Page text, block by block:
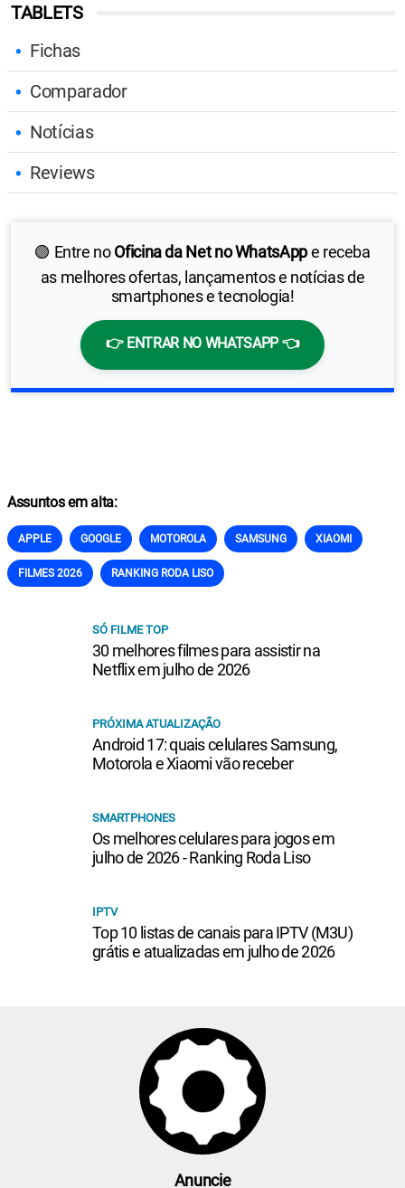
TABLETS
Fichas
Comparador
Notícias
Reviews
🟢 Entre noOficina da Net no WhatsAppe receba
as melhores ofertas, lançamentos e notícias de
smartphones e tecnologia!
👉 ENTRAR NO WHATSAPP 👈
Assuntos em alta:
APPLE GOOGLE MOTOROLA SAMSUNG XIAOMI
FILMES 2026 RANKING RODA LISO
SÓ FILME TOP
30 melhores filmes para assistir na
Netflix em julho de 2026
PRÓXIMA ATUALIZAÇÃO
Android 17: quais celulares Samsung,
Motorola e Xiaomi vão receber
SMARTPHONES
Os melhores celulares para jogos em
julho de 2026 - Ranking Roda Liso
IPTV
Top 10 listas de canais para IPTV (M3U)
grátis e atualizadas em julho de 2026
Anuncie